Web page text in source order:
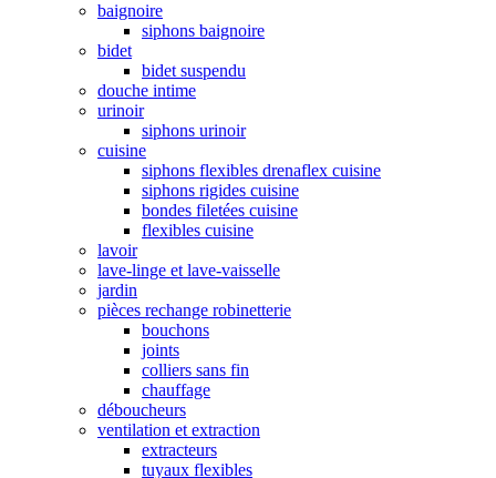
baignoire
siphons baignoire
bidet
bidet suspendu
douche intime
urinoir
siphons urinoir
cuisine
siphons flexibles drenaflex cuisine
siphons rigides cuisine
bondes filetées cuisine
flexibles cuisine
lavoir
lave-linge et lave-vaisselle
jardin
pièces rechange robinetterie
bouchons
joints
colliers sans fin
chauffage
déboucheurs
ventilation et extraction
extracteurs
tuyaux flexibles